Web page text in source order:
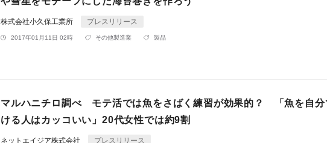
株式会社小久保工業所 プレスリリース
2017年01月11日 02時 その他製造業 製品
マルハニチロ調べ モテ活では魚をさばく練習が効果的？ 「魚を自分
ける人はカッコいい」20代女性では約9割
ネットエイジア株式会社 プレスリリース